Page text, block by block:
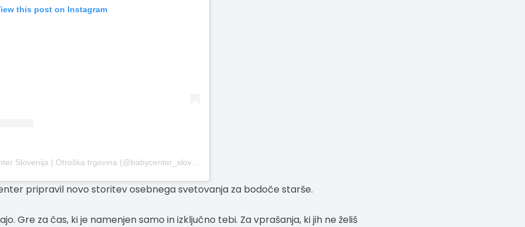
this post on Instagram
pripravil novo storitev osebnega svetovanja za bodoče starše.
Gre za čas, ki je namenjen samo in izključno tebi. Za vprašanja, ki jih ne želiš